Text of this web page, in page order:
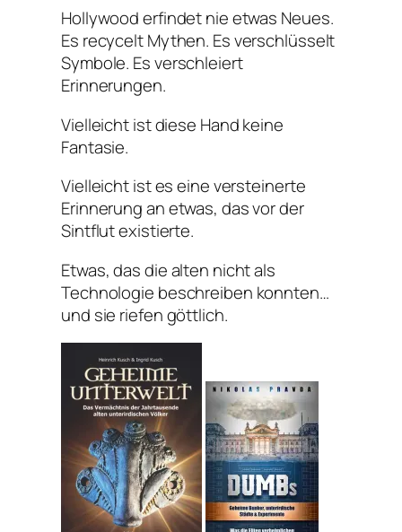
Hollywood erfindet nie etwas Neues.
Es recycelt Mythen. Es verschlüsselt
Symbole. Es verschleiert
Erinnerungen.
Vielleicht ist diese Hand keine
Fantasie.
Vielleicht ist es eine versteinerte
Erinnerung an etwas, das vor der
Sintflut existierte.
Etwas, das die alten nicht als
Technologie beschreiben konnten…
und sie riefen göttlich.